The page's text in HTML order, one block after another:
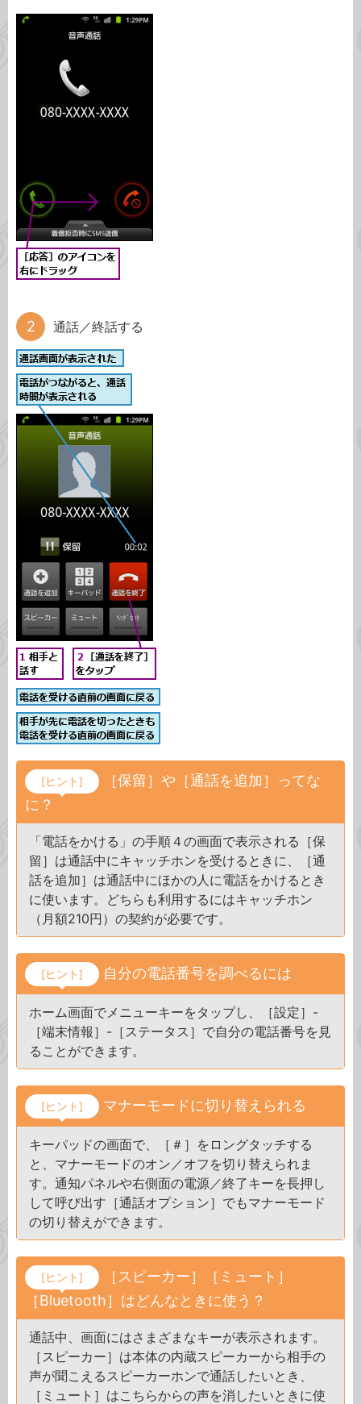
通話／終話する
[ヒント]
［保留］や［通話を追加］ってな
に？
「電話をかける」の手順４の画面で表示される［保
留］は通話中にキャッチホンを受けるときに、［通
話を追加］は通話中にほかの人に電話をかけるとき
に使います。どちらも利用するにはキャッチホン
（月額210円）の契約が必要です。
[ヒント] 自分の電話番号を調べるには
ホーム画面でメニューキーをタップし、［設定］-
［端末情報］-［ステータス］で自分の電話番号を見
ることができます。
[ヒント] マナーモードに切り替えられる
キーパッドの画面で、［＃］をロングタッチする
と、マナーモードのオン／オフを切り替えられま
す。通知パネルや右側面の電源／終了キーを長押し
して呼び出す［通話オプション］でもマナーモード
の切り替えができます。
[ヒント]
［スピーカー］［ミュート］
［Bluetooth］はどんなときに使う？
通話中、画面にはさまざまなキーが表示されます。
［スピーカー］は本体の内蔵スピーカーから相手の
声が聞こえるスピーカーホンで通話したいとき、
［ミュート］はこちらからの声を消したいときに使